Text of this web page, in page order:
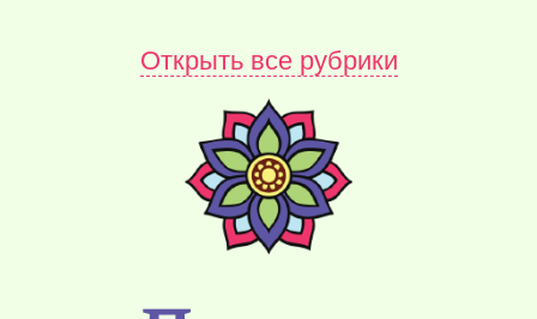
Открыть все рубрики